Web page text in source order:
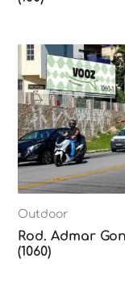
Outdoor
Rod. Admar
(1060)